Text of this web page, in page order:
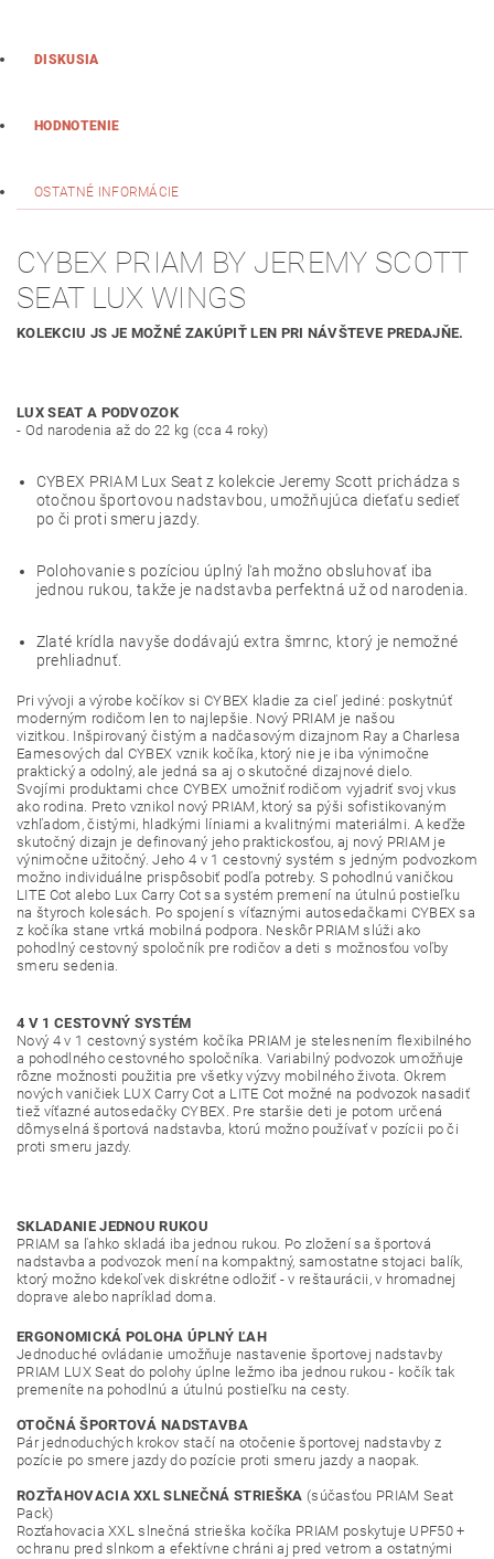
DISKUSIA
HODNOTENIE
OSTATNÉ INFORMÁCIE
CYBEX PRIAM BY JEREMY SCOTT
SEAT LUX WINGS
KOLEKCIU JS JE MOŽNÉ ZAKÚPIŤ LEN PRI NÁVŠTEVE PREDAJŇE.
​LUX SEAT A PODVOZOK
- Od narodenia až do 22 kg (cca 4 roky)
CYBEX PRIAM Lux Seat z kolekcie Jeremy Scott prichádza s
otočnou športovou nadstavbou, umožňujúca dieťaťu sedieť
po či proti smeru jazdy.
Polohovanie s pozíciou úplný ľah možno obsluhovať iba
jednou rukou, takže je nadstavba perfektná už od narodenia.
Zlaté krídla navyše dodávajú extra šmrnc, ktorý je nemožné
prehliadnuť.
Pri vývoji a výrobe kočíkov si CYBEX kladie za cieľ jediné: poskytnúť
moderným rodičom len to najlepšie. Nový PRIAM je našou
vizitkou. Inšpirovaný čistým a nadčasovým dizajnom Ray a Charlesa
Eamesových dal CYBEX vznik kočíka, ktorý nie je iba výnimočne
praktický a odolný, ale jedná sa aj o skutočné dizajnové dielo.
Svojími produktami chce CYBEX umožniť rodičom vyjadriť svoj vkus
ako rodina. Preto vznikol nový PRIAM, ktorý sa pýši sofistikovaným
vzhľadom, čistými, hladkými líniami a kvalitnými materiálmi. A keďže
skutočný dizajn je definovaný jeho praktickosťou, aj nový PRIAM je
výnimočne užitočný. Jeho 4 v 1 cestovný systém s jedným podvozkom
možno individuálne prispôsobiť podľa potreby. S pohodlnú vaničkou
LITE Cot alebo Lux Carry Cot sa systém premení na útulnú postieľku
na štyroch kolesách. Po spojení s víťaznými autosedačkami CYBEX sa
z kočíka stane vrtká mobilná podpora. Neskôr PRIAM slúži ako
pohodlný cestovný spoločník pre rodičov a deti s možnosťou voľby
smeru sedenia.
4 V 1 CESTOVNÝ SYSTÉM
Nový 4 v 1 cestovný systém kočíka PRIAM je stelesnením flexibilného
a pohodlného cestovného spoločníka. Variabilný podvozok umožňuje
rôzne možnosti použitia pre všetky výzvy mobilného života. Okrem
nových vaničiek LUX Carry Cot a LITE Cot možné na podvozok nasadiť
tiež víťazné autosedačky CYBEX. Pre staršie deti je potom určená
dômyselná športová nadstavba, ktorú možno používať v pozícii po či
proti smeru jazdy.
SKLADANIE JEDNOU RUKOU
PRIAM sa ľahko skladá iba jednou rukou. Po zložení sa športová
nadstavba a podvozok mení na kompaktný, samostatne stojaci balík,
ktorý možno kdekoľvek diskrétne odložiť - v reštaurácii, v hromadnej
doprave alebo napríklad doma.
ERGONOMICKÁ POLOHA ÚPLNÝ ĽAH
Jednoduché ovládanie umožňuje nastavenie športovej nadstavby
PRIAM LUX Seat do polohy úplne ležmo iba jednou rukou - kočík tak
premeníte na pohodlnú a útulnú postieľku na cesty.
OTOČNÁ ŠPORTOVÁ NADSTAVBA
Pár jednoduchých krokov stačí na otočenie športovej nadstavby z
pozície po smere jazdy do pozície proti smeru jazdy a naopak.
ROZŤAHOVACIA XXL SLNEČNÁ STRIEŠKA (súčasťou PRIAM Seat
Pack)
Rozťahovacia XXL slnečná strieška kočíka PRIAM poskytuje UPF50 +
ochranu pred slnkom a efektívne chráni aj pred vetrom a ostatnými